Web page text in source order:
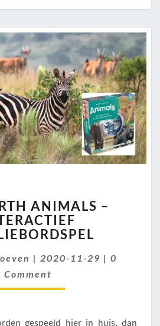
EARTH
ANIMALS
–
FAMILIEBORDSPEL
ANIMALS –
| 2020-11-29 | 0
Comment
gespeeld hier in huis, dan